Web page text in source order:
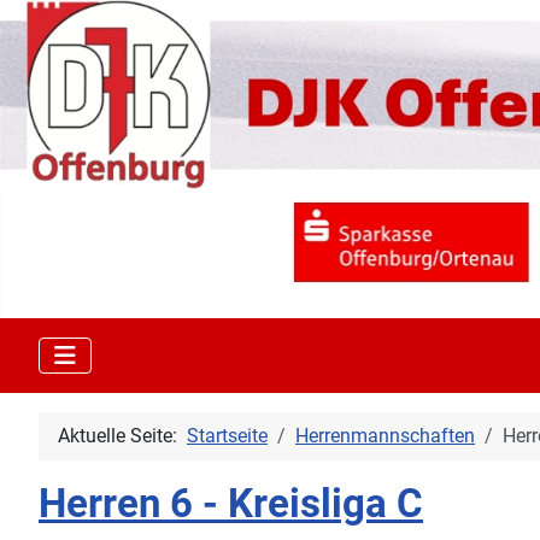
Aktuelle Seite: Startseite Herrenmannschaften
Herren 6 - Kreisliga C